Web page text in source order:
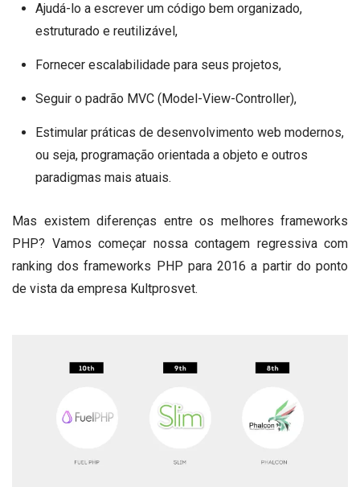
Ajudá-lo a escrever um código bem organizado,
estruturado e reutilizável,
Fornecer escalabilidade para seus projetos,
Seguir o padrão MVC (Model-View-Controller),
Estimular práticas de desenvolvimento web modernos,
ou seja, programação orientada a objeto e outros
paradigmas mais atuais.
Mas existem diferenças entre os melhores frameworks
PHP? Vamos começar nossa contagem regressiva com
ranking dos frameworks PHP para 2016 a partir do ponto
de vista da empresa Kultprosvet.